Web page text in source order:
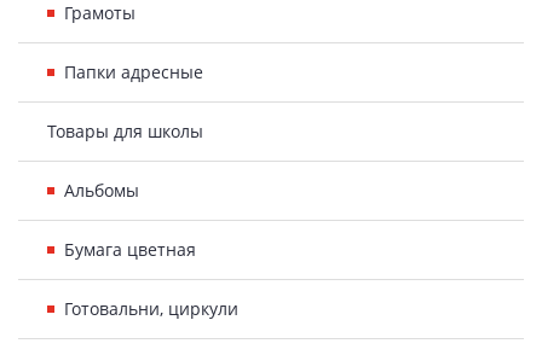
Грамоты
Папки адресные
Товары для школы
Альбомы
Бумага цветная
Готовальни, циркули